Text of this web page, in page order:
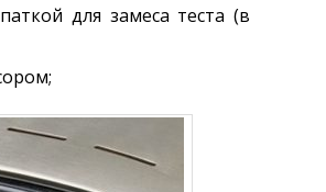
для замеса теста (в